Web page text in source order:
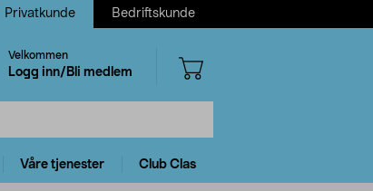
Privatkunde Bedriftskunde
Velkommen
Logg inn/Bli medlem
Våre tjenester Club Clas